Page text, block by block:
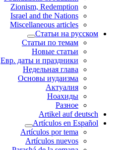
Zionism, Redemption
Israel and the Nations
Miscellaneous articles
Статьи на русском
Статьи по темам
Новые статьи
Евр. даты и праздники
Недельная глава
Основы иудаизма
Актуалия
Ноахиды
Разное
Artikel auf deutsch
Artículos en Español
Artículos por tema
Artículos nuevos